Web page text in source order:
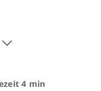
4 min